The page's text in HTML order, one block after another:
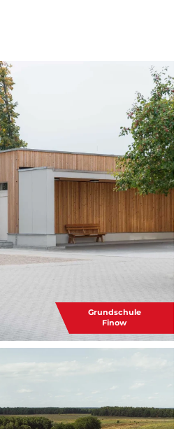
Grundschule
Finow